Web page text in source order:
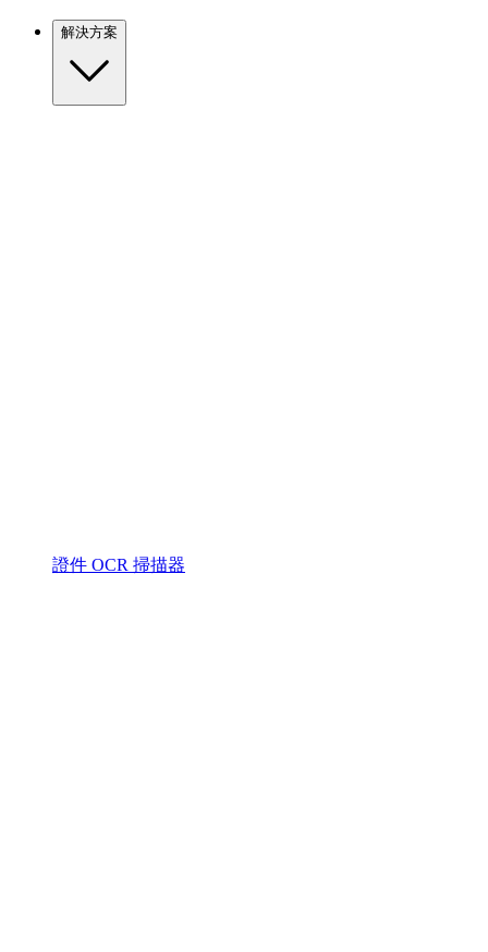
解決方案
證件 OCR 掃描器